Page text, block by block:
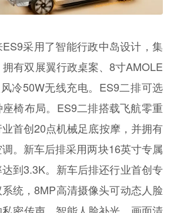
采用了智能行政中岛设计，集
有双展翼行政桌案、8寸AMOLE
冷50W无线充电。ES9二排可选
椅布局。ES9二排搭载飞航零重
首创20点机械足底按摩，并拥有
。新车后排采用两块16英寸专属
到3.3K。新车后排还行业首创专
统，8MP高清摄像头可动态人脸
密传声，智能人脸补光，画面清